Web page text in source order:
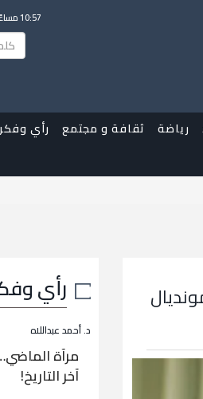
10:57 مساءً
رياضة ثقافة و مجتمع رأي وفكر
رأي
د. أحمد عبداللاه
مرآة
آخر التاريخ!